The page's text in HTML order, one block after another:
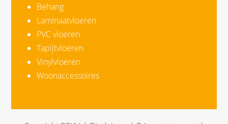
Behang
Laminaatvloeren
PVC vloeren
Tapijtvloeren
Vinylvloeren
Woonaccessoires